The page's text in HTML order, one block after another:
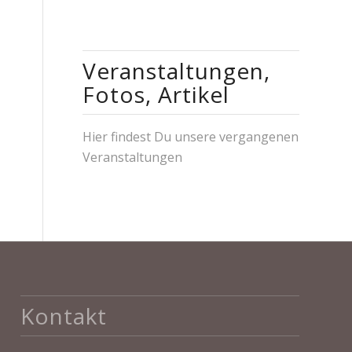
Veranstaltungen,
Fotos, Artikel
Hier findest Du unsere vergangenen
Veranstaltungen
Kontakt